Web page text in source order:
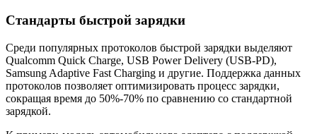
Стандарты быстрой зарядки
Среди популярных протоколов быстрой зарядки выделяют
Qualcomm Quick Charge, USB Power Delivery (USB-PD),
Samsung Adaptive Fast Charging и другие. Поддержка данных
протоколов позволяет оптимизировать процесс зарядки,
сокращая время до 50%-70% по сравнению со стандартной
зарядкой.